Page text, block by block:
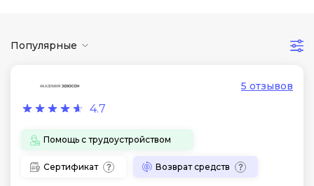
Популярные
4.7
5 отзывов
Помощь с трудоустройством
Сертификат Возврат средств